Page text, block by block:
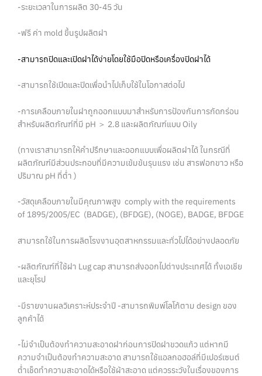
-ระยะเวลาในการผลิต 30-45 วัน
-ฟรี ค่า mold ขึ้นรูปผลิตฝา
-สามารถปิดและเปิดฝาได้ง่ายโดยใช้มือปิดหรือเครื่องปิดฝาได้
-สามารถใช้เปิดและปิดเพื่อนำไปเก็บใช้ในโอกาสต่อไป
-การเคลือบภายในฝาถูกออกแบบมาสำหรับการป้องกันการกัดกร่อน
สำหรับผลิตภัณฑ์ที่มี pH ＞ 2.8 และผลิตภัณฑ์แบบ Oily
(ทางเราสามารถให้คำปรึกษาและออกแบบเพื่อผลิตฝาได้ ในกรณีที่
ผลิตภัณฑ์มีส่วนประกอบที่มีความเข้มข้นรุนแรง เช่น สารฟอกขาว หรือ
ปริมาณ pH ที่ต่ำ )
-วัสดุเคลือบภายในมีคุณภาพสูง comply with the requirements
of 1895/2005/EC (BADGE), (BFDGE), (NOGE), BADGE, BFDGE
สามารถใช้ในการผลิตโรงงานอุตสาหกรรมและทั่วไปได้อย่างปลอดภัย
-ผลิตภัณฑ์ที่ใช้ฝา Lug cap สามารถส่งออกไปต่างประเทศได้ ทั้งเอเชีย
และยุโรป
-มีรายงานผลวิเคราะห์ประจำปี -สามารถพิมพ์โลโก้ตาม design ของ
ลูกค้าได้
-ไม่จำเป็นต้องทำความสะอาดฝาก่อนการปิดฝาขวดแก้ว แต่หากมี
ความจำเป็นต้องทำความสะอาด สามารถใช้แอลกอฮอล์ที่มีเปอร์เซนต์
ตํ่าเช็ดทำความสะอาดได้หรือใช้ผ้าสะอาด แต่ควรระวังในเรื่องของการ